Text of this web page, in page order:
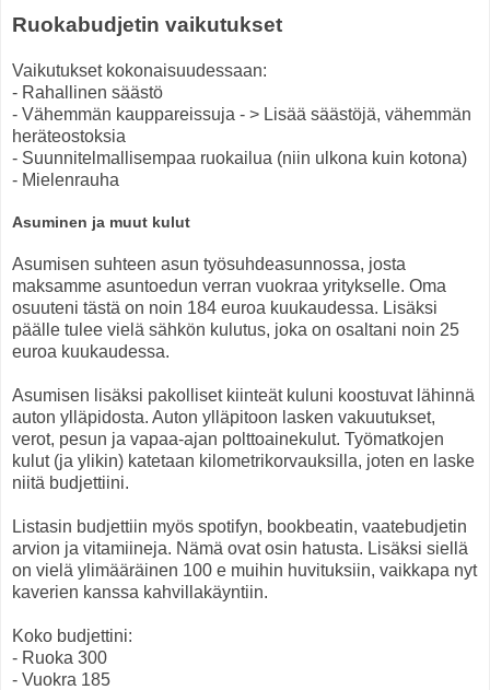
Ruokabudjetin vaikutukset
Vaikutukset kokonaisuudessaan:
- Rahallinen säästö
- Vähemmän kauppareissuja - > Lisää säästöjä, vähemmän
heräteostoksia
- Suunnitelmallisempaa ruokailua (niin ulkona kuin kotona)
- Mielenrauha
Asuminen ja muut kulut
Asumisen suhteen asun työsuhdeasunnossa, josta
maksamme asuntoedun verran vuokraa yritykselle. Oma
osuuteni tästä on noin 184 euroa kuukaudessa. Lisäksi
päälle tulee vielä sähkön kulutus, joka on osaltani noin 25
euroa kuukaudessa.
Asumisen lisäksi pakolliset kiinteät kuluni koostuvat lähinnä
auton ylläpidosta. Auton ylläpitoon lasken vakuutukset,
verot, pesun ja vapaa-ajan polttoainekulut. Työmatkojen
kulut (ja ylikin) katetaan kilometrikorvauksilla, joten en laske
niitä budjettiini.
Listasin budjettiin myös spotifyn, bookbeatin, vaatebudjetin
arvion ja vitamiineja. Nämä ovat osin hatusta. Lisäksi siellä
on vielä ylimääräinen 100 e muihin huvituksiin, vaikkapa nyt
kaverien kanssa kahvillakäyntiin.
Koko budjettini:
- Ruoka 300
- Vuokra 185